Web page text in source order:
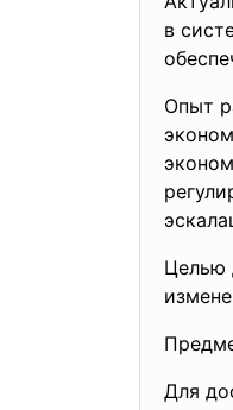
в
Опыт
Целью
Для